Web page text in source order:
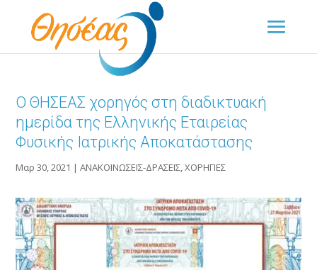
Ο ΘΗΣΕΑΣ χορηγός στη διαδικτυακή
ημερίδα της Ελληνικής Εταιρείας
Φυσικής Ιατρικής Αποκατάστασης
Μαρ 30, 2021 |ΑΝΑΚΟΙΝΩΣΕΙΣ-ΔΡΑΣΕΙΣ,ΧΟΡΗΓΙΕΣ